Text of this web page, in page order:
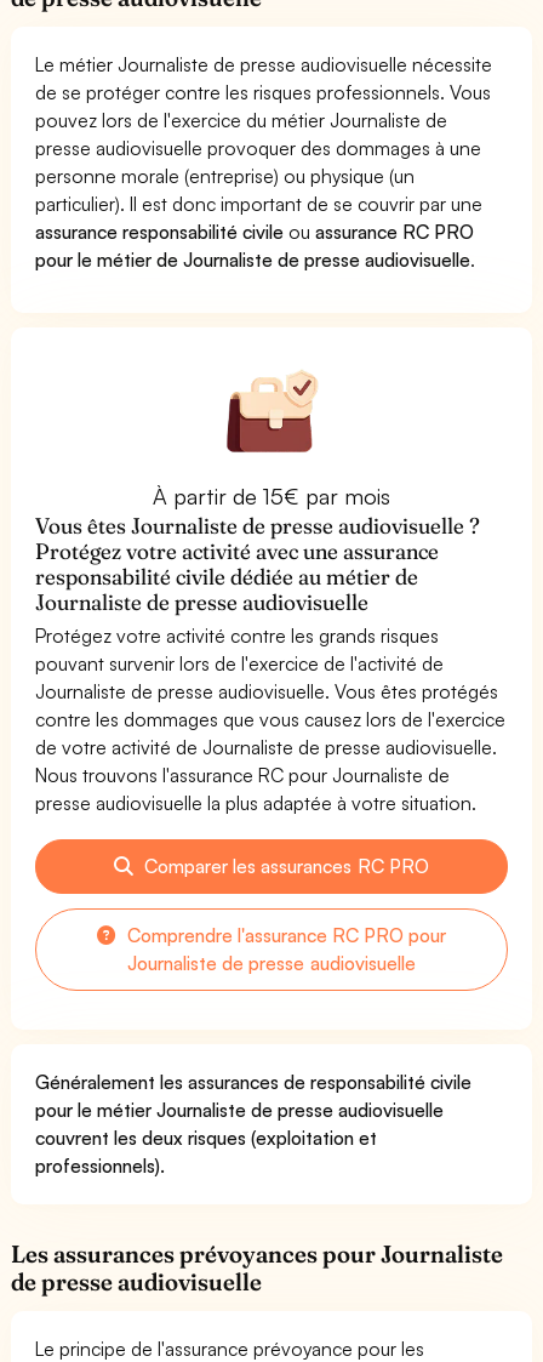
Le métier Journaliste de presse audiovisuelle nécessite
de se protéger contre les risques professionnels. Vous
pouvez lors de l'exercice du métier Journaliste de
presse audiovisuelle provoquer des dommages à une
personne morale (entreprise) ou physique (un
particulier). Il est donc important de se couvrir par une
assurance responsabilité civile ouassurance RC PRO
pour le métier de Journaliste de presse audiovisuelle.
À partir de 15€ par mois
Vous êtes Journaliste de presse audiovisuelle ?
Protégez votre activité avec une assurance
responsabilité civile dédiée au métier de
Journaliste de presse audiovisuelle
Protégez votre activité contre les grands risques
pouvant survenir lors de l'exercice de l'activité de
Journaliste de presse audiovisuelle. Vous êtes protégés
contre les dommages que vous causez lors de l'exercice
de votre activité de Journaliste de presse audiovisuelle.
Nous trouvons l'assurance RC pour Journaliste de
presse audiovisuelle la plus adaptée à votre situation.
Comparer les assurances RC PRO
Comprendre l'assurance RC PRO pour
Journaliste de presse audiovisuelle
Généralement les assurances de responsabilité civile
pour le métier Journaliste de presse audiovisuelle
couvrent les deux risques (exploitation et
professionnels).
Les assurances prévoyances pour Journaliste
de presse audiovisuelle
Le principe de l'assurance prévoyance pour les